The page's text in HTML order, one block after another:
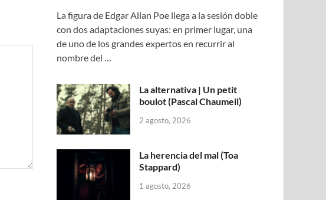
La figura de Edgar Allan Poe llega a la sesión doble
con dos adaptaciones suyas: en primer lugar, una
de uno de los grandes expertos en recurrir al
nombre del …
La alternativa | Un petit
boulot (Pascal Chaumeil)
2 agosto, 2026
La herencia del mal (Toa
Stappard)
1 agosto, 2026